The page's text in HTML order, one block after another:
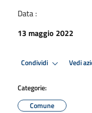
Data :
13 maggio 2022
Condividi Vedi
Categorie:
Comune